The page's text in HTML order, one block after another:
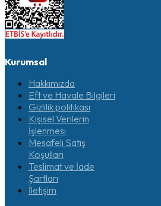
Kurumsal
Hakkımızda
Eft ve Havale Bilgileri
Gizlilik politikası
Kişisel Verilerin
İşlenmesi
Mesafeli Satış
Koşulları
Teslimat ve İade
Şartları
İletişim